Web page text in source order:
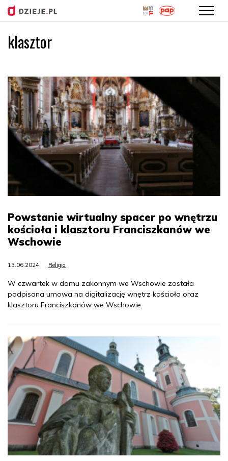
klasztor
Powstanie wirtualny spacer po wnętrzu
kościoła i klasztoru Franciszkanów we
Wschowie
13.06.2024 Religia
W czwartek w domu zakonnym we Wschowie została
podpisana umowa na digitalizację wnętrz kościoła oraz
klasztoru Franciszkanów we Wschowie.